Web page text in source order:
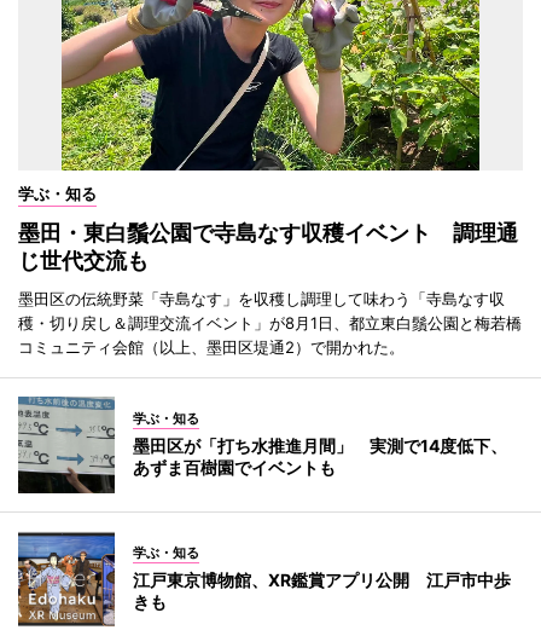
学ぶ・知る
墨田・東白鬚公園で寺島なす収穫イベント 調理通
じ世代交流も
墨田区の伝統野菜「寺島なす」を収穫し調理して味わう「寺島なす収
穫・切り戻し＆調理交流イベント」が8月1日、都立東白鬚公園と梅若橋
コミュニティ会館（以上、墨田区堤通2）で開かれた。
学ぶ・知る
墨田区が「打ち水推進月間」 実測で14度低下、
あずま百樹園でイベントも
学ぶ・知る
江戸東京博物館、XR鑑賞アプリ公開 江戸市中歩
きも